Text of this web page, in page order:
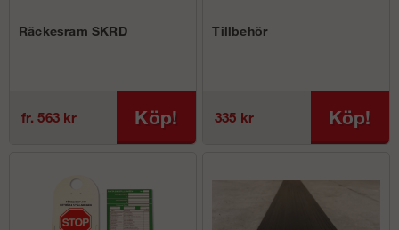
Räckesram SKRD
fr. 563 kr Köp!
Tillbehör
335 kr Köp!